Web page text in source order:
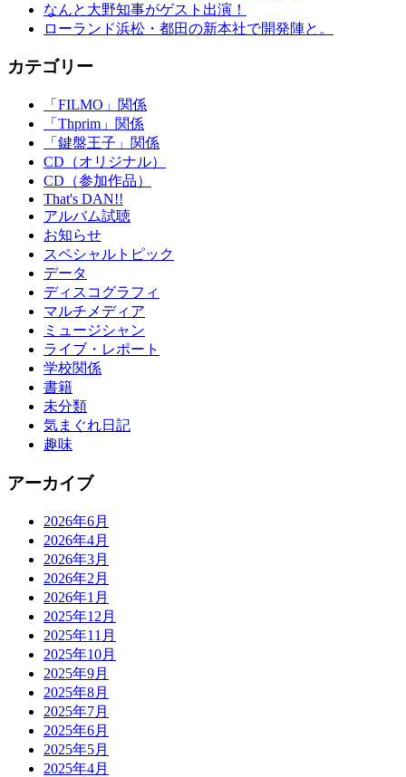
なんと大野知事がゲスト出演！
ローランド浜松・都田の新本社で開発陣と。
カテゴリー
「FILMO」関係
「Thprim」関係
「鍵盤王子」関係
CD（オリジナル）
CD（参加作品）
That's DAN!!
アルバム試聴
お知らせ
スペシャルトピック
データ
ディスコグラフィ
マルチメディア
ミュージシャン
ライブ・レポート
学校関係
書籍
未分類
気まぐれ日記
趣味
アーカイブ
2026年6月
2026年4月
2026年3月
2026年2月
2026年1月
2025年12月
2025年11月
2025年10月
2025年9月
2025年8月
2025年7月
2025年6月
2025年5月
2025年4月